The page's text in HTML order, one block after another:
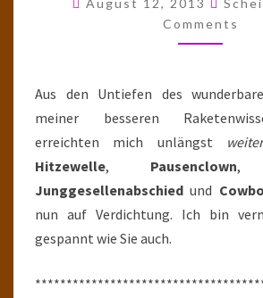
IN
August 12, 2013
Comments
Aus den Untiefen des
meiner besseren
erreichten mich unlängst
Hitzewelle, Pausenclown
Junggesellenabschied und
nun auf Verdichtung. Ich bin
gespannt wie Sie auch.